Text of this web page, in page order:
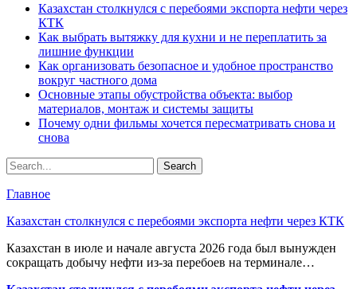
Казахстан столкнулся с перебоями экспорта нефти через
КТК
Как выбрать вытяжку для кухни и не переплатить за
лишние функции
Как организовать безопасное и удобное пространство
вокруг частного дома
Основные этапы обустройства объекта: выбор
материалов, монтаж и системы защиты
Почему одни фильмы хочется пересматривать снова и
снова
Главное
Казахстан столкнулся с перебоями экспорта нефти через КТК
Казахстан в июле и начале августа 2026 года был вынужден
сокращать добычу нефти из-за перебоев на терминале…